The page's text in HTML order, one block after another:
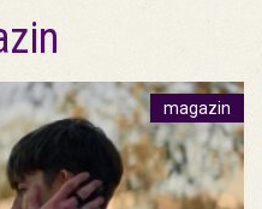
magazin